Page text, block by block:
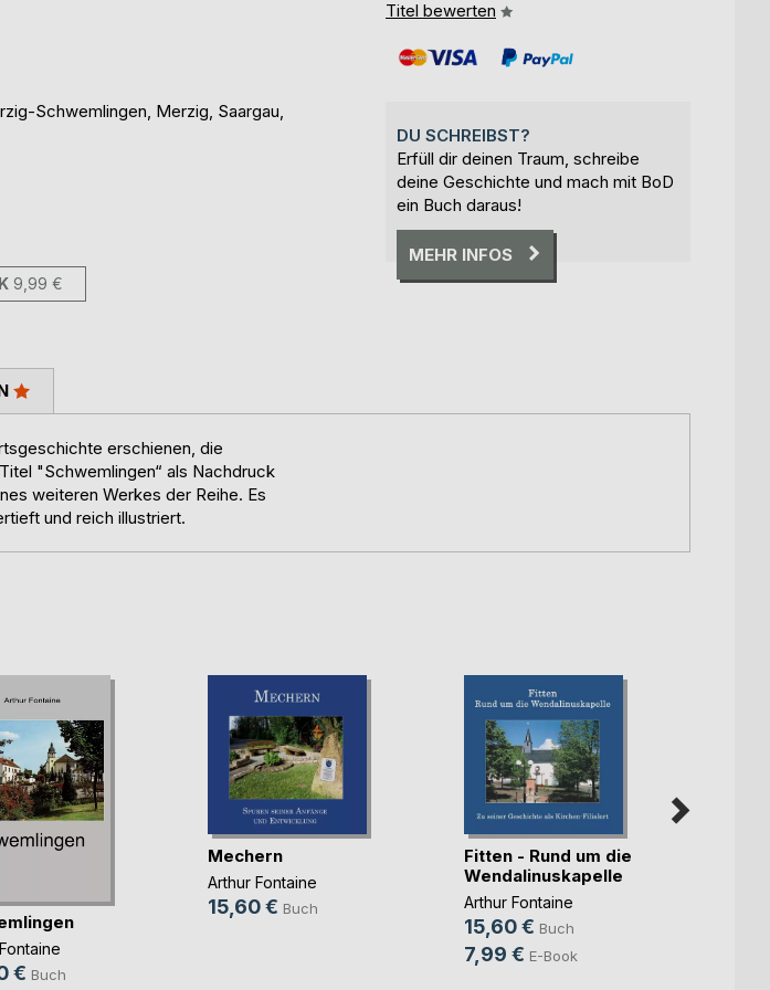
Schwemlingen, Merzig, Saargau,
9,99 €
Titel bewerten
DU SCHREIBST?
Erfüll dir deinen Traum, schreibe
deine Geschichte und mach mit BoD
ein Buch daraus!
MEHR INFOS
erschienen, die
"Schwemlingen“ als Nachdruck
weiteren Werkes der Reihe. Es
und reich illustriert.
€ Buch
Mechern
Arthur Fontaine
15,60 € Buch
Fitten - Rund um die
Wendalinuskapelle
Arthur Fontaine
15,60 € Buch
7,99 € E-Book